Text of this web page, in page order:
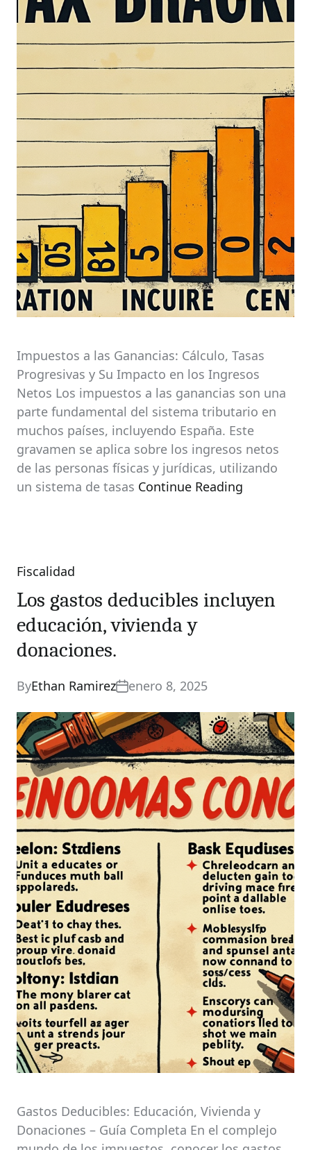
Impuestos a las Ganancias: Cálculo, Tasas
Progresivas y Su Impacto en los Ingresos
Netos Los impuestos a las ganancias son una
parte fundamental del sistema tributario en
muchos países, incluyendo España. Este
gravamen se aplica sobre los ingresos netos
de las personas físicas y jurídicas, utilizando
un sistema de tasas Continue Reading
Categories
Fiscalidad
Los gastos deducibles incluyen
educación, vivienda y
donaciones.
ByEthan Ramirez enero 8, 2025
Gastos Deducibles: Educación, Vivienda y
Donaciones – Guía Completa En el complejo